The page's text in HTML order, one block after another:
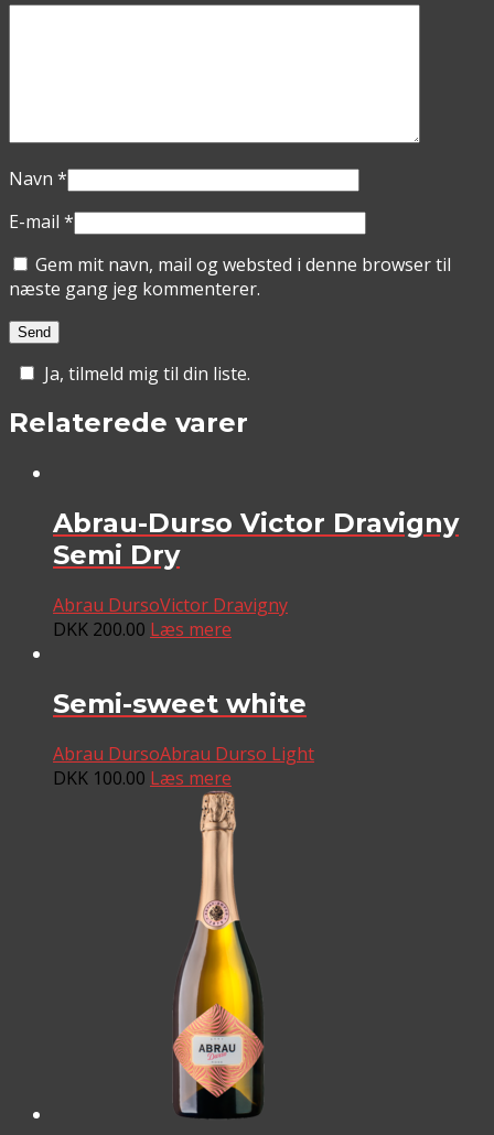
Navn *
E-mail *
Gem mit navn, mail og websted i denne browser til
næste gang jeg kommenterer.
Ja, tilmeld mig til din liste.
Relaterede varer
Abrau-Durso Victor Dravigny
Semi Dry
Abrau DursoVictor Dravigny
DKK 200.00 Læs mere
Semi-sweet white
Abrau DursoAbrau Durso Light
DKK 100.00 Læs mere